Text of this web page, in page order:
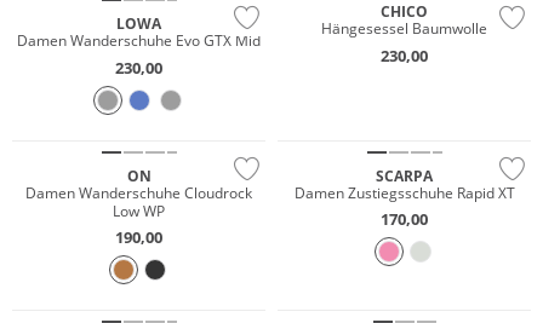
LOWA
Damen Wanderschuhe Evo GTX Mid
230,00
CHICO
Hängesessel Baumwolle
230,00
ON
Damen Wanderschuhe Cloudrock
Low WP
190,00
SCARPA
Damen Zustiegsschuhe Rapid XT
170,00